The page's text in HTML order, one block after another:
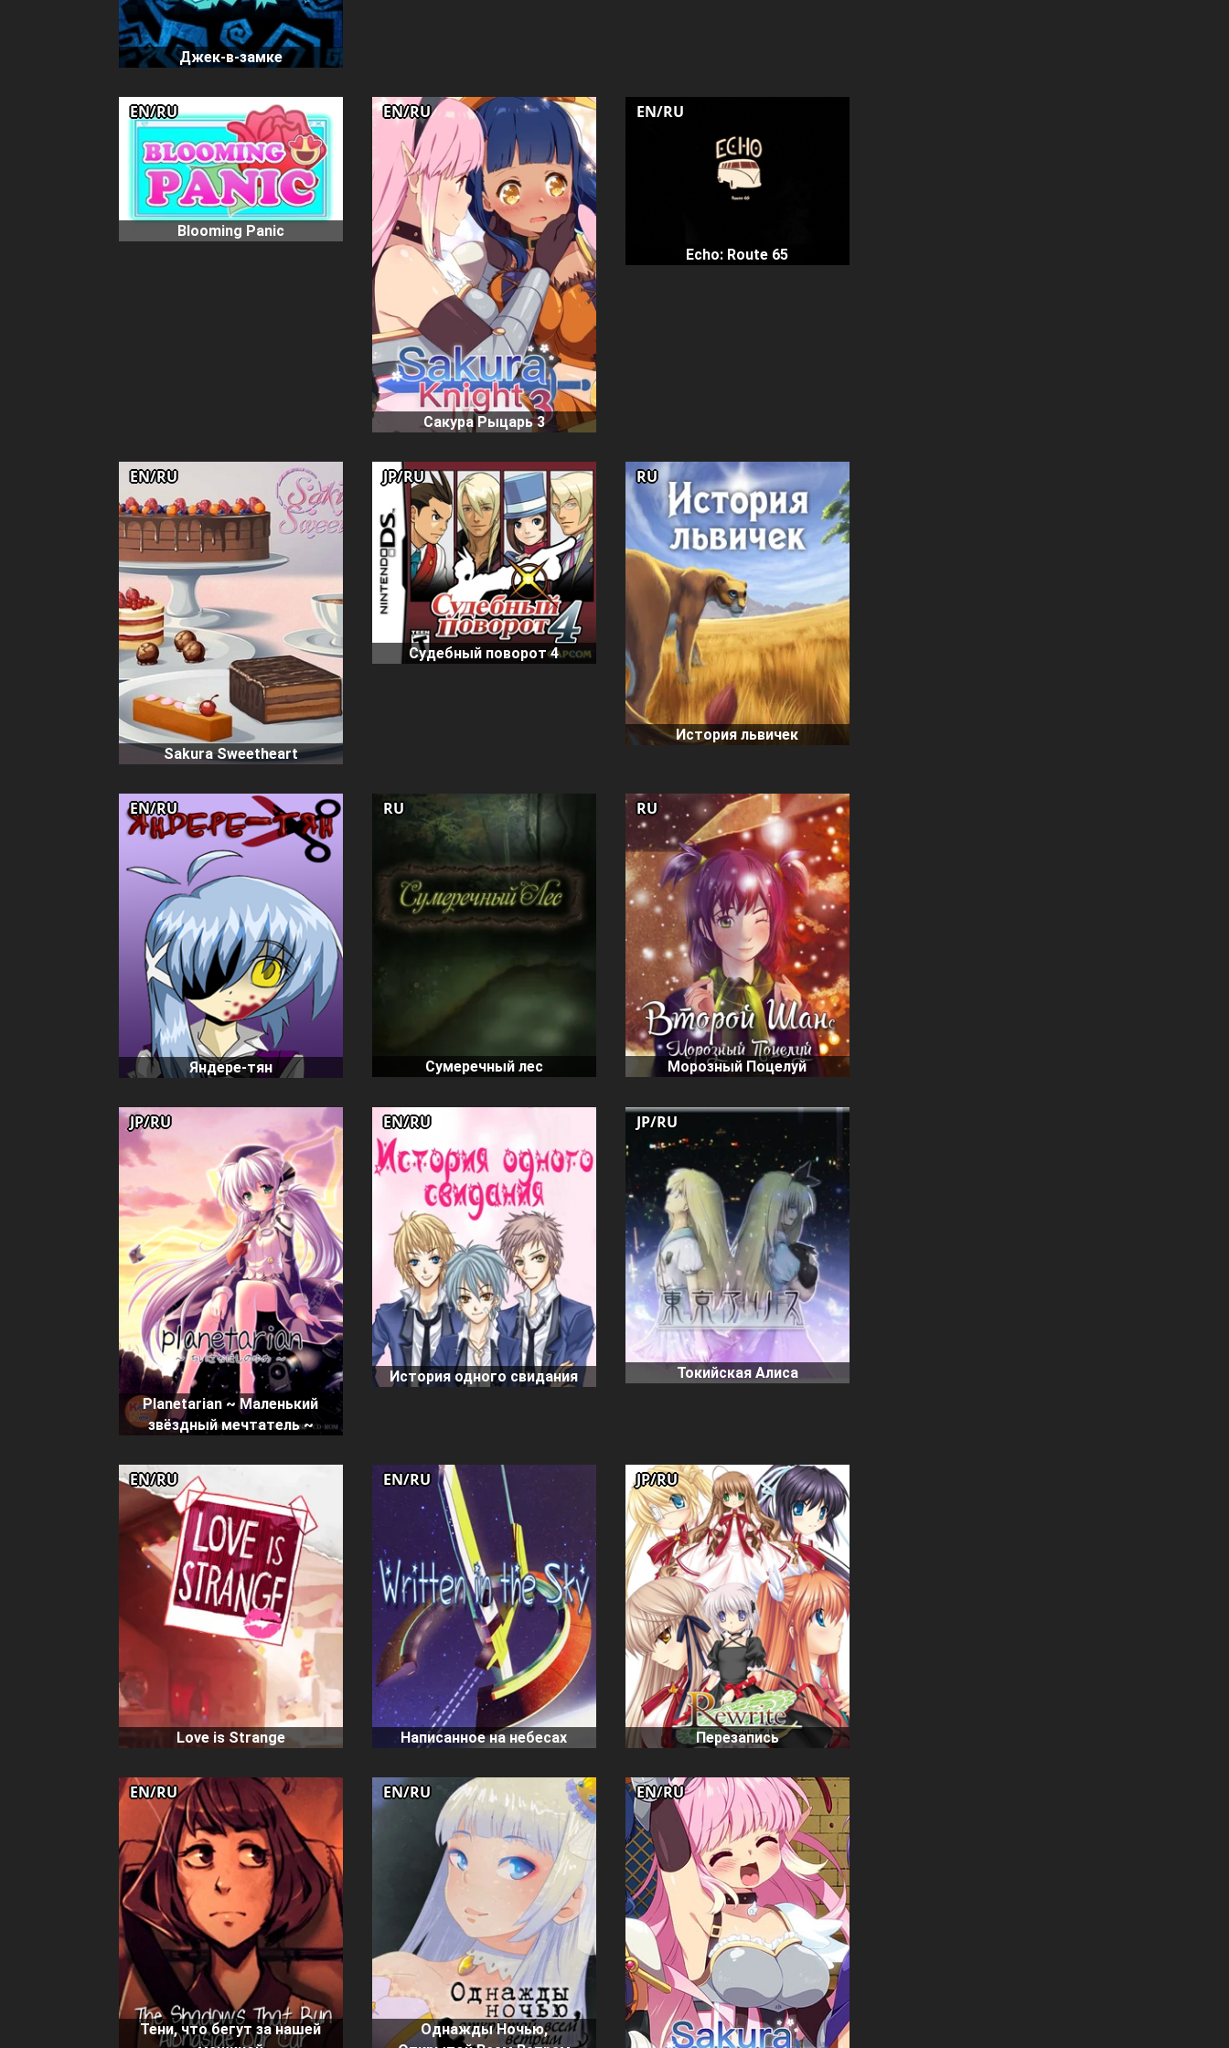
Джек-в-замке
Blooming Panic
EN/RU
Сакура Рыцарь 3
EN/RU
Echo: Route 65
EN/RU
Sakura Sweetheart
EN/RU
Судебный поворот 4
JP/RU
История львичек
RU
Яндере-тян
EN/RU
Сумеречный лес
RU
Морозный Поцелуй
RU
Planetarian ~ Маленький
звёздный мечтатель ~
JP/RU
История одного свидания
EN/RU
Токийская Алиса
JP/RU
Love is Strange
EN/RU
Написанное на небесах
EN/RU
Перезапись
JP/RU
Тени, что бегут за нашей
EN/RU
Однажды Ночью,
EN/RU EN/RU